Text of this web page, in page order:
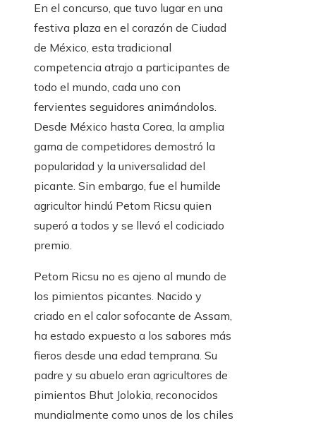
En el concurso, que tuvo lugar en una
festiva plaza en el corazón de Ciudad
de México, esta tradicional
competencia atrajo a participantes de
todo el mundo, cada uno con
fervientes seguidores animándolos.
Desde México hasta Corea, la amplia
gama de competidores demostró la
popularidad y la universalidad del
picante. Sin embargo, fue el humilde
agricultor hindú Petom Ricsu quien
superó a todos y se llevó el codiciado
premio.
Petom Ricsu no es ajeno al mundo de
los pimientos picantes. Nacido y
criado en el calor sofocante de Assam,
ha estado expuesto a los sabores más
fieros desde una edad temprana. Su
padre y su abuelo eran agricultores de
pimientos Bhut Jolokia, reconocidos
mundialmente como unos de los chiles